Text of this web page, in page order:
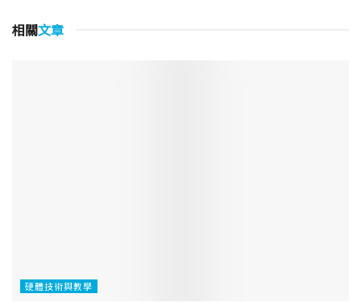
相關文章
硬體技術與教學